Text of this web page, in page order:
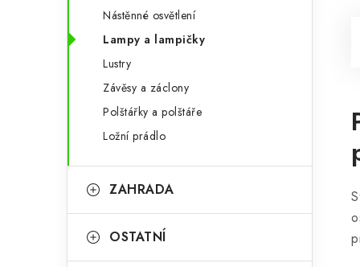
Nástěnné osvětlení
Lampy a lampičky
Lustry
Závěsy a záclony
Polštářky a polštáře
Ložní prádlo
ZAHRADA
OSTATNÍ